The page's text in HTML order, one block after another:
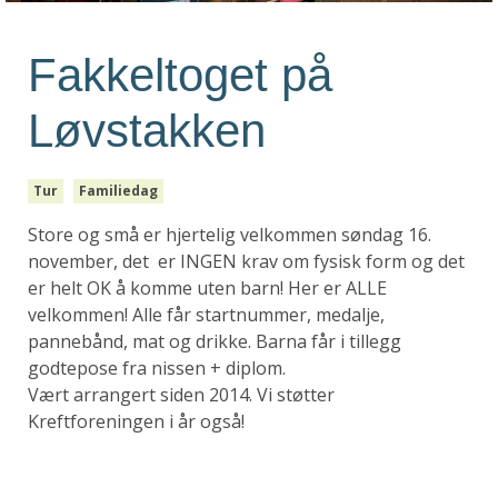
Fakkeltoget på
Løvstakken
Tur Familiedag
Store og små er hjertelig velkommen søndag 16.
november, det er INGEN krav om fysisk form og det
er helt OK å komme uten barn! Her er ALLE
velkommen! Alle får startnummer, medalje,
pannebånd, mat og drikke. Barna får i tillegg
godtepose fra nissen + diplom.
Vært arrangert siden 2014. Vi støtter
Kreftforeningen i år også!